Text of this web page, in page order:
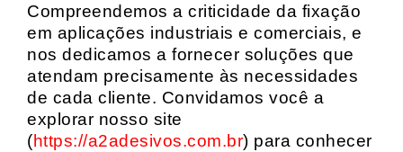
Compreendemos a criticidade da fixação
em aplicações industriais e comerciais, e
nos dedicamos a fornecer soluções que
atendam precisamente às necessidades
de cada cliente. Convidamos você a
explorar nosso site
(https://a2adesivos.com.br) para conhecer